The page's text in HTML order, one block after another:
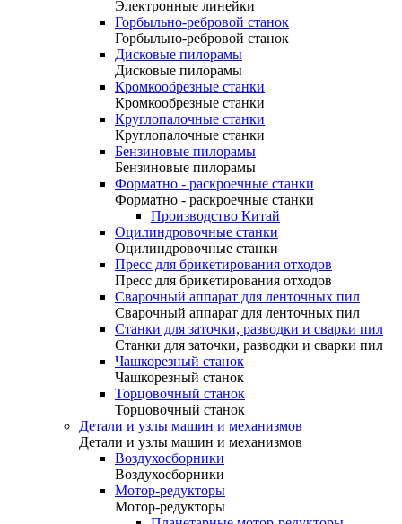
Электронные линейки
Горбыльно-ребровой станок
Горбыльно-ребровой станок
Дисковые пилорамы
Дисковые пилорамы
Кромкообрезные станки
Кромкообрезные станки
Круглопалочные станки
Круглопалочные станки
Бензиновые пилорамы
Бензиновые пилорамы
Форматно - раскроечные станки
Форматно - раскроечные станки
Производство Китай
Оцилиндровочные станки
Оцилиндровочные станки
Пресс для брикетирования отходов
Пресс для брикетирования отходов
Сварочный аппарат для ленточных пил
Сварочный аппарат для ленточных пил
Станки для заточки, разводки и сварки пил
Станки для заточки, разводки и сварки пил
Чашкорезный станок
Чашкорезный станок
Торцовочный станок
Торцовочный станок
Детали и узлы машин и механизмов
Детали и узлы машин и механизмов
Воздухосборники
Воздухосборники
Мотор-редукторы
Мотор-редукторы